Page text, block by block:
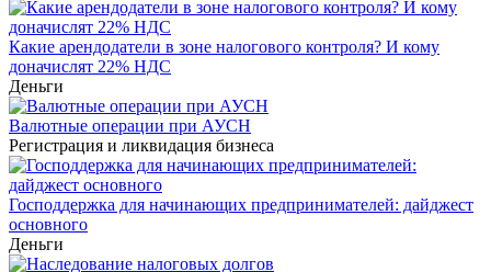
Какие арендодатели в зоне налогового контроля? И кому
доначислят 22% НДС
Деньги
Валютные операции при АУСН
Регистрация и ликвидация бизнеса
Господдержка для начинающих предпринимателей: дайджест
основного
Деньги